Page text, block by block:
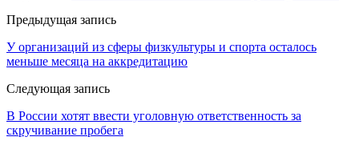
Предыдущая запись
У организаций из сферы физкультуры и спорта осталось
меньше месяца на аккредитацию
Следующая запись
В России хотят ввести уголовную ответственность за
скручивание пробега